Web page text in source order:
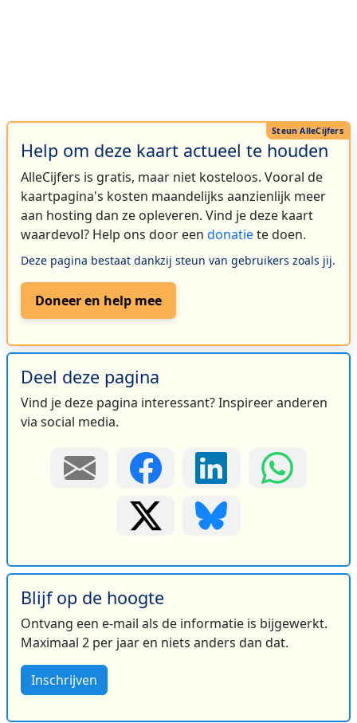
Help om deze kaart actueel te houden
AlleCijfers is gratis, maar niet kosteloos. Vooral de
kaartpagina's kosten maandelijks aanzienlijk meer
aan hosting dan ze opleveren. Vind je deze kaart
waardevol? Help ons door een donatiete doen.
Deze pagina bestaat dankzij steun van gebruikers zoals jij.
Doneer en help mee
Deel deze pagina
Vind je deze pagina interessant? Inspireer anderen
via social media.
Blijf op de hoogte
Ontvang een e-mail als de informatie is bijgewerkt.
Maximaal 2 per jaar en niets anders dan dat.
Inschrijven